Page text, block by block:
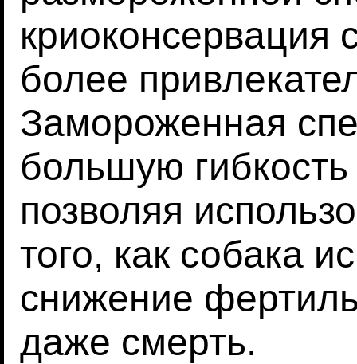
криоконсервация
более
Замороженная
большую
позволяя
того, как собака
снижение
даже смерть.